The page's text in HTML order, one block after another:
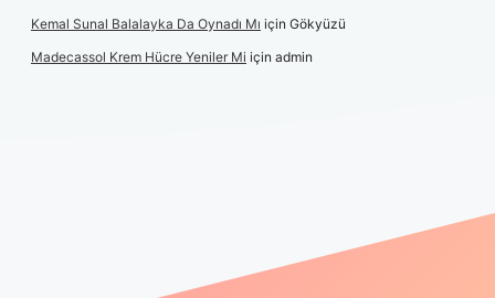
Kemal Sunal Balalayka Da Oynadı Mı için Gökyüzü
Madecassol Krem Hücre Yeniler Mi için admin